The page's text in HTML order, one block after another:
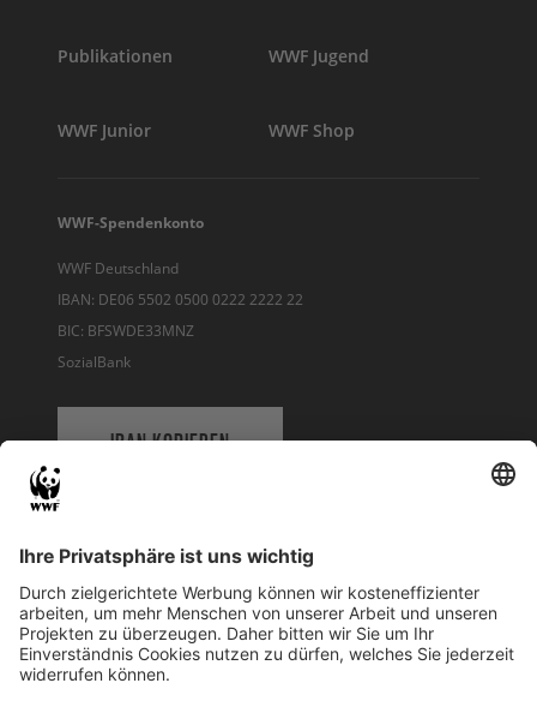
Publikationen WWF Jugend
WWF Junior WWF Shop
WWF-Spendenkonto
WWF Deutschland
IBAN: DE06 5502 0500 0222 2222 22
BIC: BFSWDE33MNZ
SozialBank
IBAN KOPIEREN
WWF Deutschland
Reinhardtstr. 18
10117 Berlin